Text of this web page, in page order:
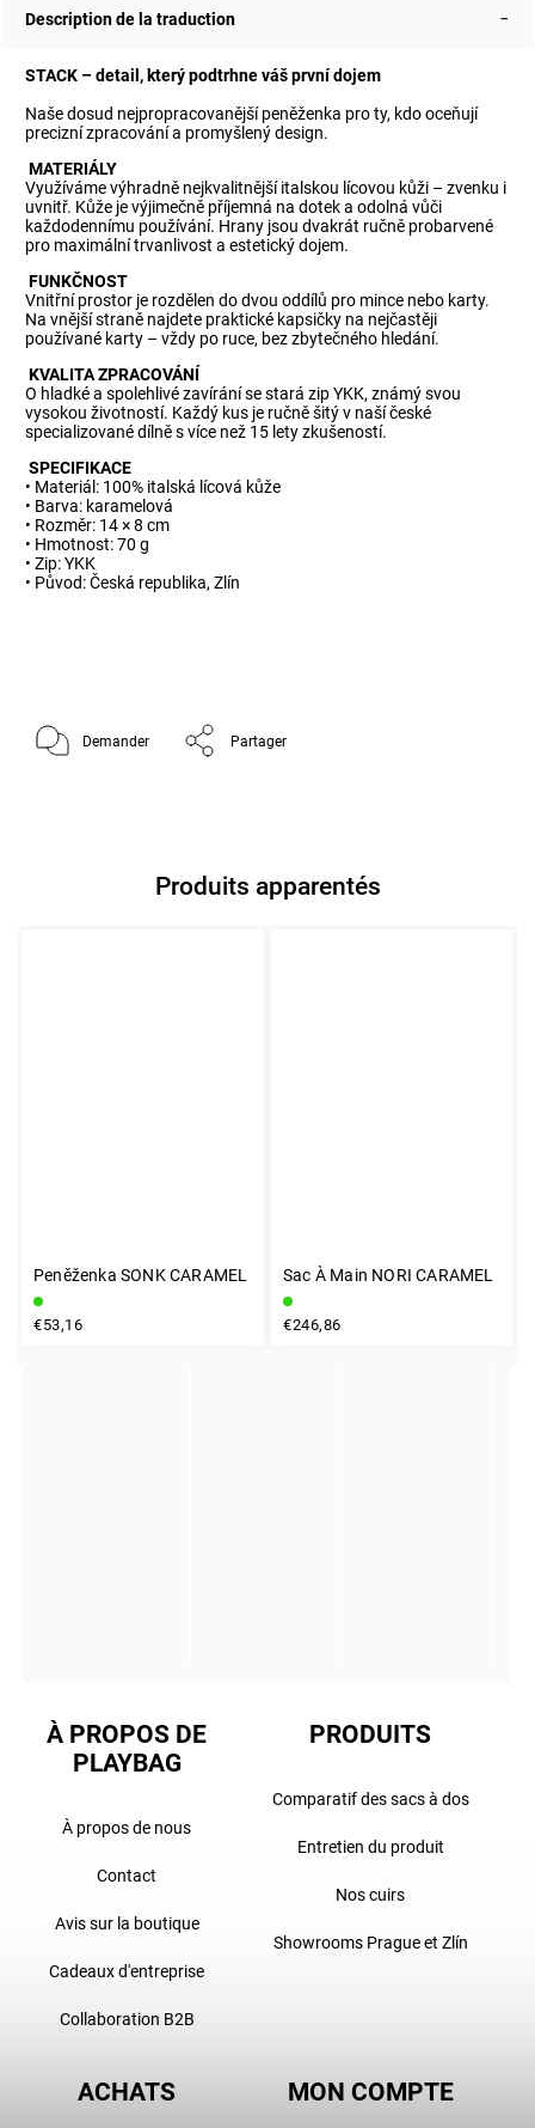
Description de la traduction
STACK – detail, který podtrhne váš první dojem
Naše dosud nejpropracovanější peněženka pro ty, kdo oceňují
precizní zpracování a promyšlený design.
MATERIÁLY
Využíváme výhradně nejkvalitnější italskou lícovou kůži – zvenku i
uvnitř. Kůže je výjimečně příjemná na dotek a odolná vůči
každodennímu používání. Hrany jsou dvakrát ručně probarvené
pro maximální trvanlivost a estetický dojem.
FUNKČNOST
Vnitřní prostor je rozdělen do dvou oddílů pro mince nebo karty.
Na vnější straně najdete praktické kapsičky na nejčastěji
používané karty – vždy po ruce, bez zbytečného hledání.
KVALITA ZPRACOVÁNÍ
O hladké a spolehlivé zavírání se stará zip YKK, známý svou
vysokou životností. Každý kus je ručně šitý v naší české
specializované dílně s více než 15 lety zkušeností.
SPECIFIKACE
• Materiál: 100% italská lícová kůže
• Barva: karamelová
• Rozměr: 14 × 8 cm
• Hmotnost: 70 g
• Zip: YKK
• Původ: Česká republika, Zlín
Demander Partager
Produits apparentés
Peněženka SONK CARAMEL
€53,16
Sac À Main NORI CARAMEL
€246,86
INSTAGRAM
À PROPOS DE
PLAYBAG
À propos de nous
Contact
Avis sur la boutique
Cadeaux d'entreprise
Collaboration B2B
PRODUITS
Comparatif des sacs à dos
Entretien du produit
Nos cuirs
Showrooms Prague et Zlín
ACHATS MON COMPTE